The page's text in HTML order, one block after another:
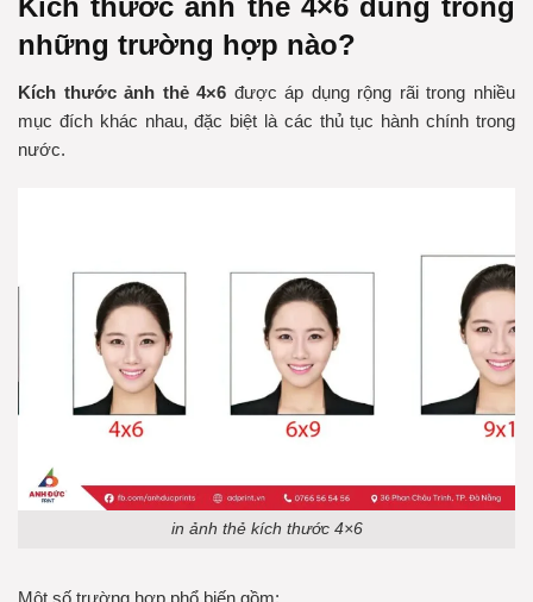
Kích thước ảnh thẻ 4×6 dùng trong
những trường hợp nào?
Kích thước ảnh thẻ 4×6 được áp dụng rộng rãi trong nhiều
mục đích khác nhau, đặc biệt là các thủ tục hành chính trong
nước.
in ảnh thẻ kích thước 4×6
Một số trường hợp phổ biến gồm: